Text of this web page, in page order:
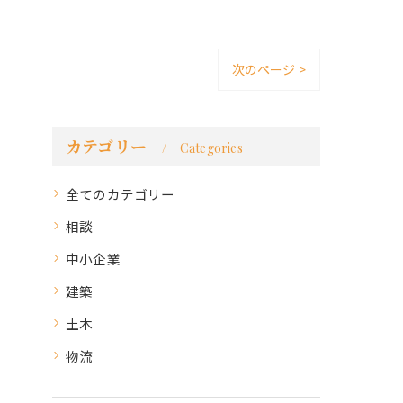
次のページ >
カテゴリー Categories
全てのカテゴリー
相談
中小企業
建築
土木
物流